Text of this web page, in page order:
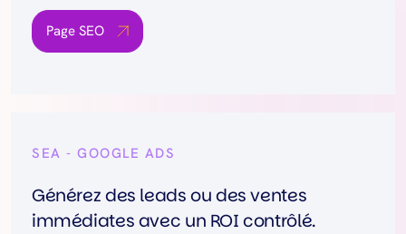
Page SEO
SEA - GOOGLE ADS
Générez des leads ou des ventes
immédiates avec un ROI contrôlé.